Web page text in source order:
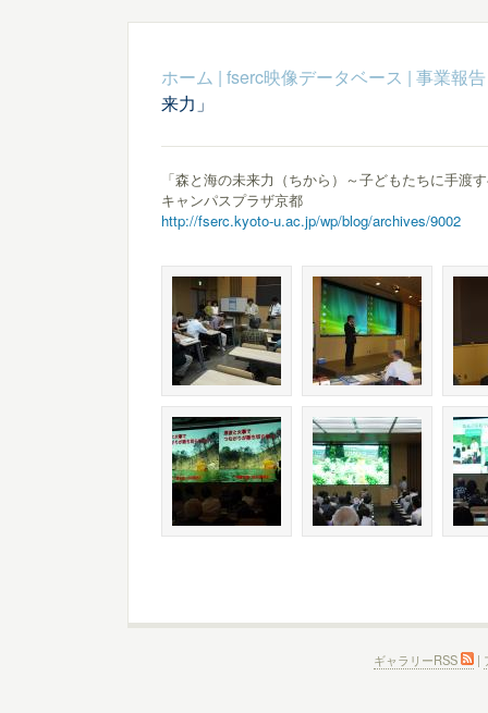
ホーム | fserc映像データベース | 事業報告
来力」
「森と海の未来力（ちから）～子どもたちに手渡
キャンパスプラザ京都
http://fserc.kyoto-u.ac.jp/wp/blog/archives/9002
ギャラリーRSS |